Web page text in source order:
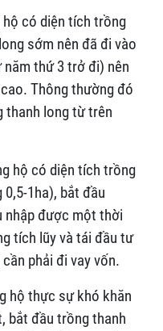
có diện tích trồng
sớm nên đã đi vào
thứ 3 trở đi) nên
Thông thường đó
thanh long từ trên
hộ có diện tích trồng
1ha), bắt đầu
nhập được một thời
tích lũy và tái đầu tư
phải đi vay vốn.
hộ thực sự khó khăn
bắt đầu trồng thanh